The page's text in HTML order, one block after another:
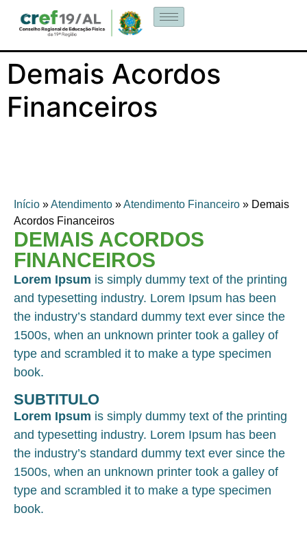
Demais Acordos
Financeiros
Início »Atendimento »Atendimento Financeiro » Demais
Acordos Financeiros
DEMAIS ACORDOS
FINANCEIROS
Lorem Ipsum is simply dummy text of the printing
and typesetting industry. Lorem Ipsum has been
the industry’s standard dummy text ever since the
1500s, when an unknown printer took a galley of
type and scrambled it to make a type specimen
book.
SUBTITULO
Lorem Ipsum is simply dummy text of the printing
and typesetting industry. Lorem Ipsum has been
the industry’s standard dummy text ever since the
1500s, when an unknown printer took a galley of
type and scrambled it to make a type specimen
book.